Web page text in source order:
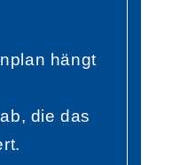
hängt
die das